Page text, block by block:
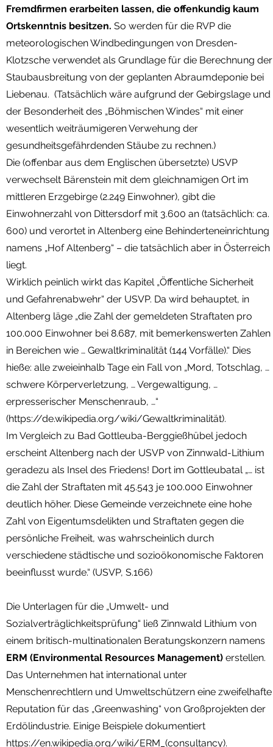
Fremdfirmen erarbeiten lassen, die offenkundig kaum
Ortskenntnis besitzen. So werden für die RVP die
meteorologischen Windbedingungen von Dresden-
Klotzsche verwendet als Grundlage für die Berechnung der
Staubausbreitung von der geplanten Abraumdeponie bei
Liebenau. (Tatsächlich wäre aufgrund der Gebirgslage und
der Besonderheit des „Böhmischen Windes“ mit einer
wesentlich weiträumigeren Verwehung der
gesundheitsgefährdenden Stäube zu rechnen.)
Die (offenbar aus dem Englischen übersetzte) USVP
verwechselt Bärenstein mit dem gleichnamigen Ort im
mittleren Erzgebirge (2.249 Einwohner), gibt die
Einwohnerzahl von Dittersdorf mit 3.600 an (tatsächlich: ca.
600) und verortet in Altenberg eine Behinderteneinrichtung
namens „Hof Altenberg“ – die tatsächlich aber in Österreich
liegt.
Wirklich peinlich wirkt das Kapitel „Öffentliche Sicherheit
und Gefahrenabwehr“ der USVP. Da wird behauptet, in
Altenberg läge „die Zahl der gemeldeten Straftaten pro
100.000 Einwohner bei 8.687, mit bemerkenswerten Zahlen
in Bereichen wie … Gewaltkriminalität (144 Vorfälle).“ Dies
hieße: alle zweieinhalb Tage ein Fall von „Mord, Totschlag, …
schwere Körperverletzung, … Vergewaltigung, …
erpresserischer Menschenraub, …“
(https://de.wikipedia.org/wiki/Gewaltkriminalität).
Im Vergleich zu Bad Gottleuba-Berggießhübel jedoch
erscheint Altenberg nach der USVP von Zinnwald-Lithium
geradezu als Insel des Friedens! Dort im Gottleubatal „… ist
die Zahl der Straftaten mit 45.543 je 100.000 Einwohner
deutlich höher. Diese Gemeinde verzeichnete eine hohe
Zahl von Eigentumsdelikten und Straftaten gegen die
persönliche Freiheit, was wahrscheinlich durch
verschiedene städtische und sozioökonomische Faktoren
beeinflusst wurde.“ (USVP, S.166)
Die Unterlagen für die „Umwelt- und
Sozialverträglichkeitsprüfung“ ließ Zinnwald Lithium von
einem britisch-multinationalen Beratungskonzern namens
ERM (Environmental Resources Management) erstellen.
Das Unternehmen hat international unter
Menschenrechtlern und Umweltschützern eine zweifelhafte
Reputation für das „Greenwashing“ von Großprojekten der
Erdölindustrie. Einige Beispiele dokumentiert
https://en.wikipedia.org/wiki/ERM_(consultancy).